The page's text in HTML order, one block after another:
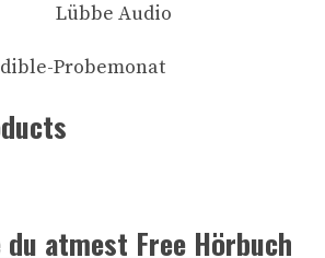
Lübbe Audio
Probemonat
du atmest Free Hörbuch